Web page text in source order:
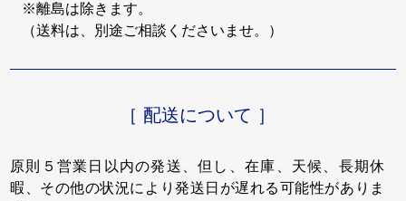
※離島は除きます。
（送料は、別途ご相談くださいませ。）
［ 配送について ］
原則５営業日以内の発送、但し、在庫、天候、長期休
暇、その他の状況により発送日が遅れる可能性がありま